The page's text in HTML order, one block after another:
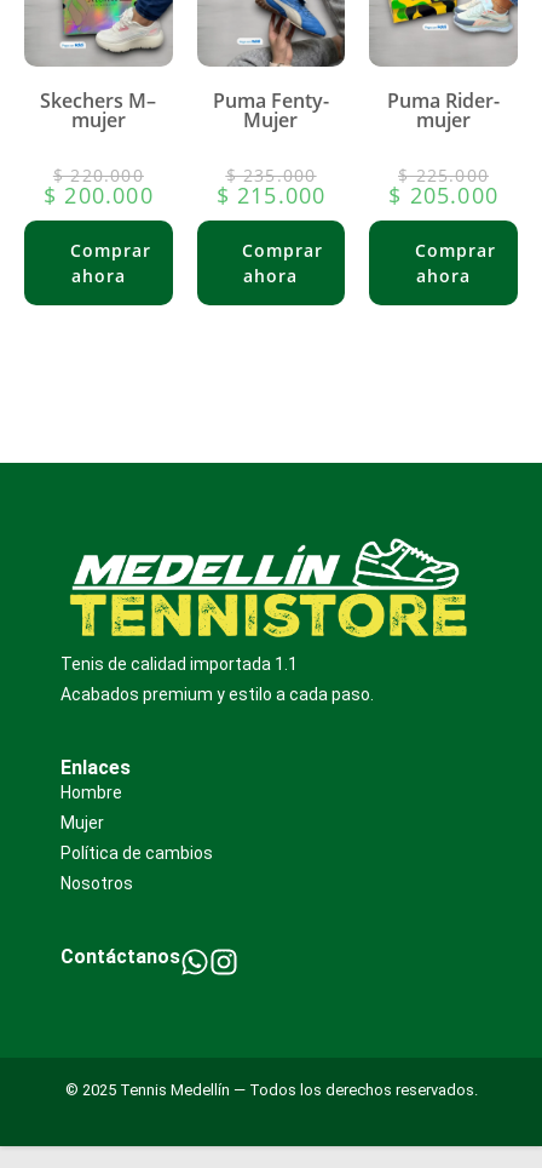
Skechers M–
mujer
$220.000
$ 200.000
Puma Fenty-
Mujer
$235.000
$ 215.000
Puma Rider-
mujer
$225.000
$ 205.000
Tenis de calidad importada 1.1
Acabados premium y estilo a cada paso.
Enlaces
Hombre
Mujer
Política de cambios
Nosotros
Contáctanos
© 2025 Tennis Medellín — Todos los derechos reservados.